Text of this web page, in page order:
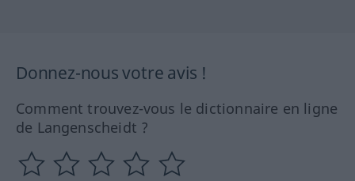
Donnez-nous votre avis !
Comment trouvez-vous le dictionnaire en ligne
de Langenscheidt ?